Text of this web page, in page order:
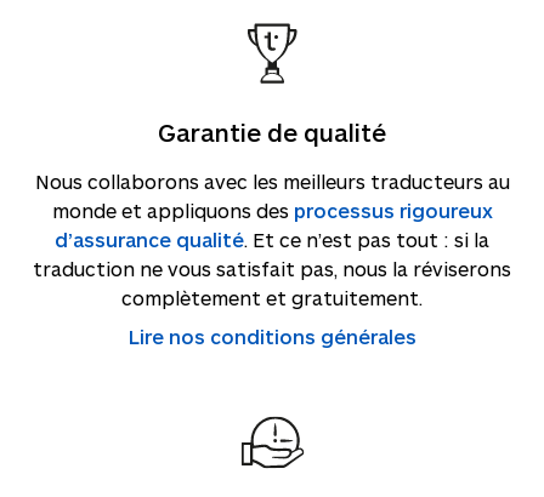
Garantie de qualité
Nous collaborons avec les meilleurs traducteurs au
monde et appliquons des processus rigoureux
d’assurance qualité. Et ce n’est pas tout : si la
traduction ne vous satisfait pas, nous la réviserons
complètement et gratuitement.
Lire nos conditions générales